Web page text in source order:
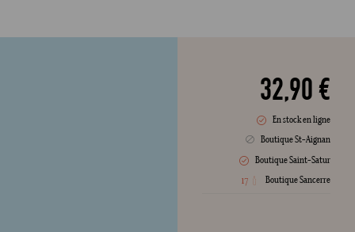
Mot de
32,90 €
En stock en ligne
Boutique St-Aignan
Boutique Saint-Satur
17
Boutique Sancerre